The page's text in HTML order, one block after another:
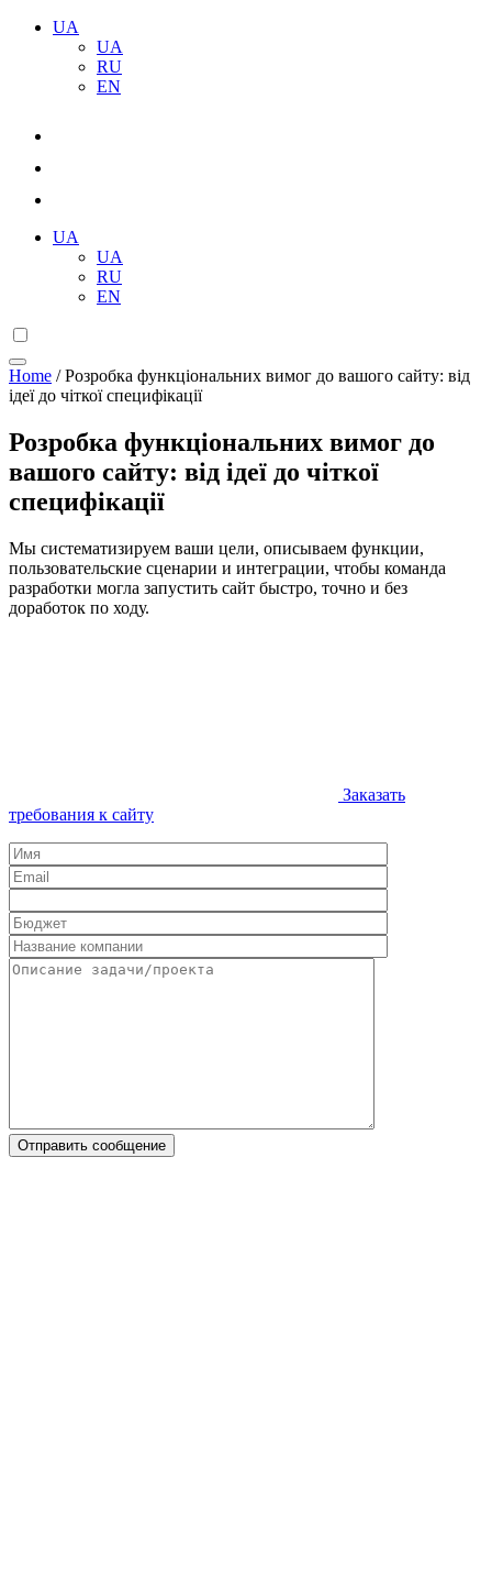
UA
UA
RU
EN
UA
UA
RU
EN
Home /Розробка функціональних вимог до вашого сайту: від
ідеї до чіткої специфікації
Розробка функціональних вимог до
вашого сайту: від ідеї до чіткої
специфікації
Мы систематизируем ваши цели, описываем функции,
пользовательские сценарии и интеграции, чтобы команда
разработки могла запустить сайт быстро, точно и без
доработок по ходу.
Заказать
требования к сайту